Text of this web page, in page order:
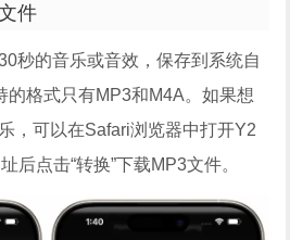
件
秒的音乐或音效，保存到系统自
的格式只有MP3和M4A。如果想
，可以在Safari浏览器中打开Y2
后点击“转换”下载MP3文件。